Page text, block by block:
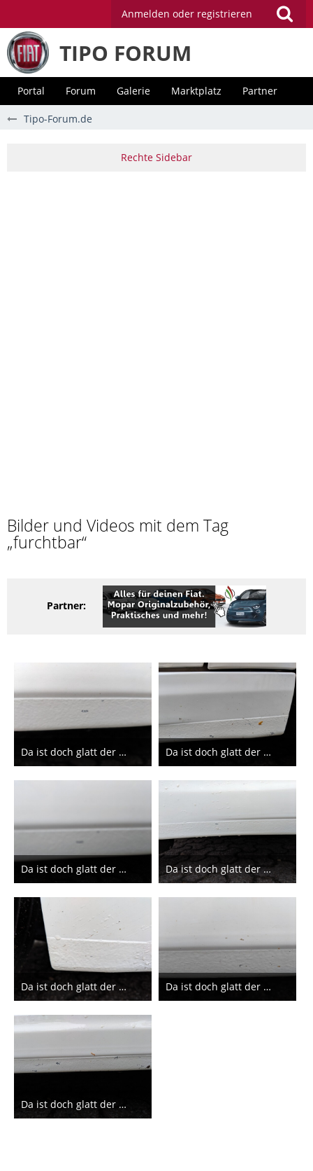
Anmelden oder registrieren
TIPO FORUM
Portal Forum Galerie Marktplatz Partner
Tipo-Forum.de
Bilder und Videos mit dem Tag
„furchtbar“
Partner:
Da ist doch glatt der Lack ab
13. Juli 2019
4
Da ist doch glatt der Lack ab
13. Juli 2019
Da ist doch glatt der Lack ab
13. Juli 2019
1
Da ist doch glatt der Lack ab
13. Juli 2019
1
Da ist doch glatt der Lack ab
13. Juli 2019
1
Da ist doch glatt der Lack ab
13. Juli 2019
Da ist doch glatt der Lack ab
13. Juli 2019